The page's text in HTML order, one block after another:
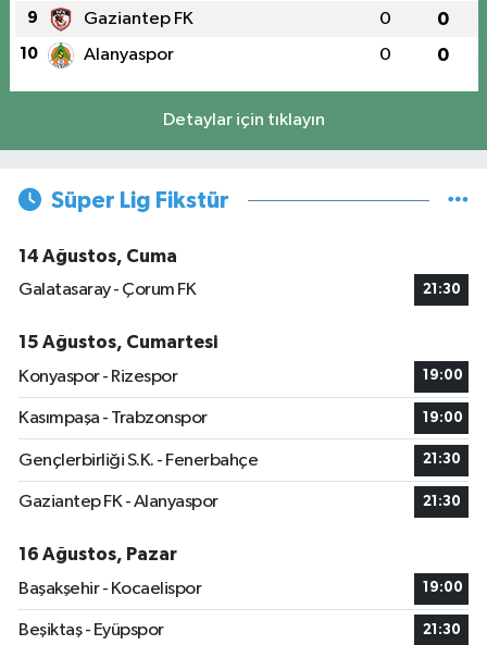
9 Gaziantep FK 0 0
10 Alanyaspor 0 0
Detaylar için tıklayın
Süper Lig Fikstür
14 Ağustos, Cuma
Galatasaray - Çorum FK
21:30
15 Ağustos, Cumartesi
Konyaspor - Rizespor
19:00
Kasımpaşa - Trabzonspor 19:00
Gençlerbirliği S.K. - Fenerbahçe 21:30
Gaziantep FK - Alanyaspor 21:30
16 Ağustos, Pazar
Başakşehir - Kocaelispor
19:00
Beşiktaş - Eyüpspor 21:30